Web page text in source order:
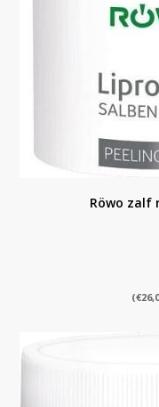
Röwo zalf
(€